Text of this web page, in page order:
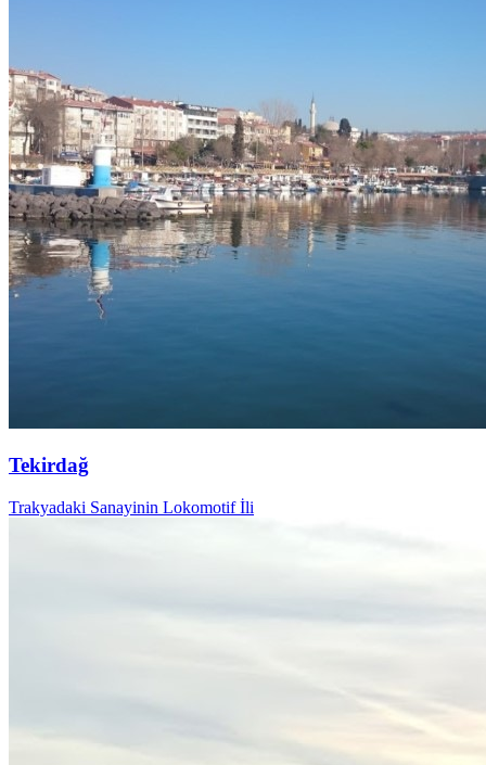
Tekirdağ
Trakyadaki Sanayinin Lokomotif İli